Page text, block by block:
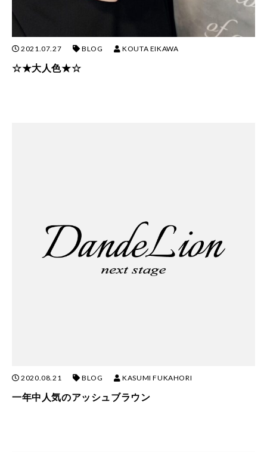
2021.07.27 BLOG KOUTA EIKAWA
☆★大人色★☆
2020.08.21 BLOG KASUMI FUKAHORI
一年中人気のアッシュブラウン